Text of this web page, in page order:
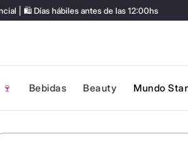
| 🛍️ Días hábiles antes de las 12:00hs
Bebidas Beauty Mundo